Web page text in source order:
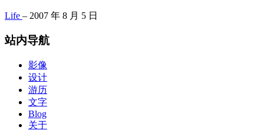
Life – 2007 年 8 月 5 日
站内导航
影像
设计
游历
文字
Blog
关于